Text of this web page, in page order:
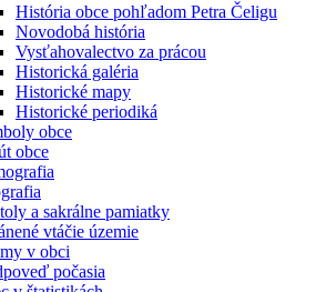
História obce pohľadom Petra Čeligu
Novodobá história
Vysťahovalectvo za prácou
Historická galéria
Historické mapy
Historické periodiká
obce
obce
a sakrálne pamiatky
vtáčie územie
v obci
počasia